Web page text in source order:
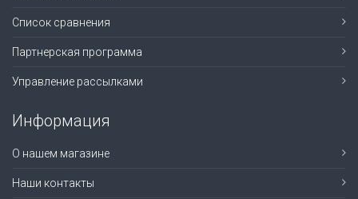
Список сравнения
Партнерская программа
Управление рассылками
Информация
О нашем магазине
Наши контакты